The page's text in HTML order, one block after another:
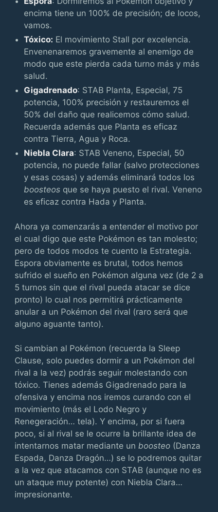
encima tiene un 100% de precisión; de locos,
vamos.
Tóxico: El movimiento Stall por excelencia.
Envenenaremos gravemente al enemigo de
modo que este pierda cada turno más y más
salud.
Gigadrenado: STAB Planta, Especial, 75
potencia, 100% precisión y restauremos el
50% del daño que realicemos cómo salud.
Recuerda además que Planta es eficaz
contra Tierra, Agua y Roca.
Niebla Clara: STAB Veneno, Especial, 50
potencia, no puede fallar (salvo protecciones
y esas cosas) y además eliminará todos los
boosteos que se haya puesto el rival. Veneno
es eficaz contra Hada y Planta.
Ahora ya comenzarás a entender el motivo por
el cual digo que este Pokémon es tan molesto;
pero de todos modos te cuento la Estrategia.
Espora obviamente es brutal, todos hemos
sufrido el sueño en Pokémon alguna vez (de 2 a
5 turnos sin que el rival pueda atacar se dice
pronto) lo cual nos permitirá prácticamente
anular a un Pokémon del rival (raro será que
alguno aguante tanto).
Si cambian al Pokémon (recuerda la Sleep
Clause, solo puedes dormir a un Pokémon del
rival a la vez) podrás seguir molestando con
tóxico. Tienes además Gigadrenado para la
ofensiva y encima nos iremos curando con el
movimiento (más el Lodo Negro y
Renegeración… tela). Y encima, por si fuera
poco, si al rival se le ocurre la brillante idea de
intentarnos matar mediante un boosteo (Danza
Espada, Danza Dragón…) se lo podremos quitar
a la vez que atacamos con STAB (aunque no es
un ataque muy potente) con Niebla Clara…
impresionante.